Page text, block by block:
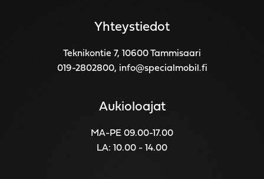
Yhteystiedot
Teknikontie 7, 10600 Tammisaari
019-2802800, info@specialmobil.fi
Aukioloajat
MA-PE 09.00-17.00
LA: 10.00 - 14.00